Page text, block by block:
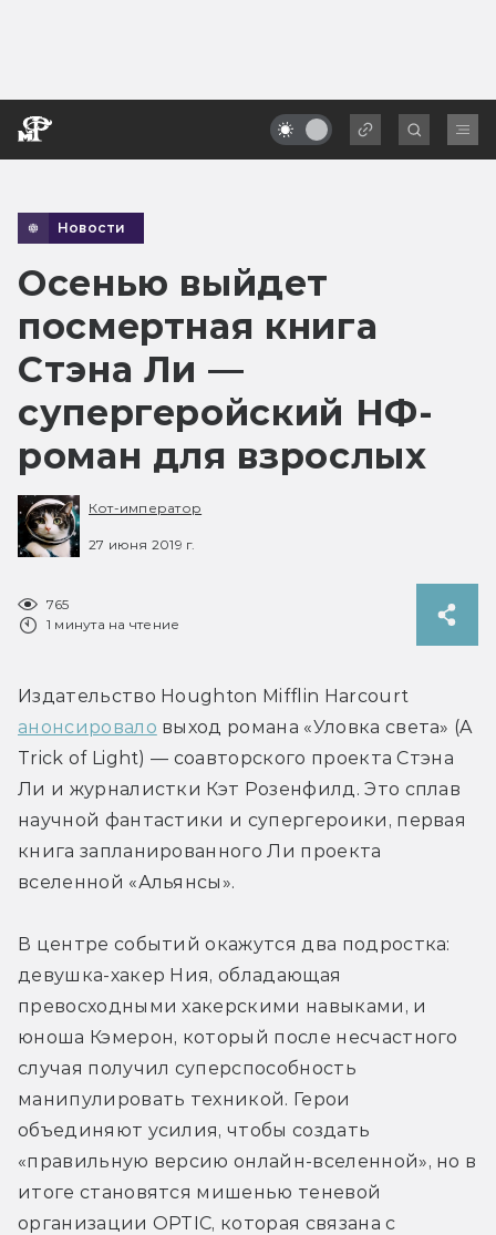
Новости
Осенью выйдет
посмертная книга
Стэна Ли —
супергеройский НФ-
роман для взрослых
Кот-император
27 июня 2019 г.
765
1 минута на чтение
анонсировало выход романа «Уловка света» (A
Trick of Light) — соавторского проекта Стэна
Ли и журналистки Кэт Розенфилд. Это сплав
научной фантастики и супергероики, первая
книга запланированного Ли проекта
вселенной «Альянсы».
В центре событий окажутся два подростка:
девушка-хакер Ния, обладающая
превосходными хакерскими навыками, и
юноша Кэмерон, который после несчастного
случая получил суперспособность
манипулировать техникой. Герои
объединяют усилия, чтобы создать
«правильную версию онлайн-вселенной», но в
итоге становятся мишенью теневой
организации OPTIC, которая связана с